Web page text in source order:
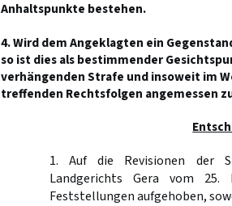
Anhaltspunkte bestehen.
4. Wird dem Angeklagten ein
so ist dies als bestimmender
verhängenden Strafe und insoweit im
treffenden Rechtsfolgen angemessen
1. Auf die Revisionen der
Landgerichts Gera vom
Feststellungen aufgehoben,